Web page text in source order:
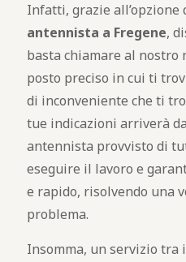
Infatti, grazie all’opzione
antennista a Fregene,
basta chiamare al nostro
posto preciso in cui ti
di inconveniente che ti
tue indicazioni arriverà
antennista provvisto di
eseguire il lavoro e
e rapido, risolvendo una
problema.
Insomma, un servizio tra